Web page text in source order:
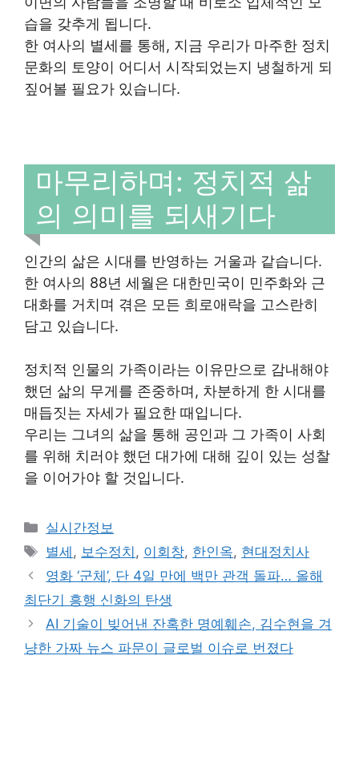
습을 갖추게 됩니다.
한 여사의 별세를 통해, 지금 우리가 마주한 정치
문화의 토양이 어디서 시작되었는지 냉철하게 되
짚어볼 필요가 있습니다.
마무리하며: 정치적 삶
의 의미를 되새기다
인간의 삶은 시대를 반영하는 거울과 같습니다.
한 여사의 88년 세월은 대한민국이 민주화와 근
대화를 거치며 겪은 모든 희로애락을 고스란히
담고 있습니다.
정치적 인물의 가족이라는 이유만으로 감내해야
했던 삶의 무게를 존중하며, 차분하게 한 시대를
매듭짓는 자세가 필요한 때입니다.
우리는 그녀의 삶을 통해 공인과 그 가족이 사회
를 위해 치러야 했던 대가에 대해 깊이 있는 성찰
을 이어가야 할 것입니다.
Categories
실시간정보
Tags
별세 , 보수정치 , 이회창, 한인옥, 현대정치사
영화 ‘군체’, 단 4일 만에 백만 관객 돌파… 올해
최단기 흥행 신화의 탄생
AI 기술이 빚어낸 잔혹한 명예훼손, 김수현을 겨
냥한 가짜 뉴스 파문이 글로벌 이슈로 번졌다